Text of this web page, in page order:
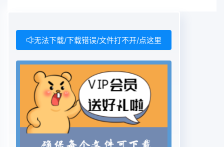
water conservancy ,2000.0.8975, 0). WG = VST
= (066352,5 0.23648, 0,0.034, 0.066, (3.59，
[S]JinChange Resoures acuntini theory. Beiing
Chin ocen press 1991.2.6925, 1.795, 0.8975, 0) T
= 3.05 yuan/ton.[6]R Zhao, s Chen. Fuzy Pricing
for Utban Water Researches: ModelConstruction
and Application []. Joumnal of Environnent
Management: 458- 466.3 The results and
discussion[7]WangYuan, xu you. The application
无法下载/下载错误/文件打不开/点这里